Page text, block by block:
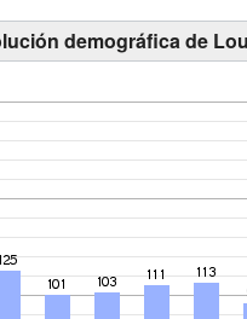
demográfica de